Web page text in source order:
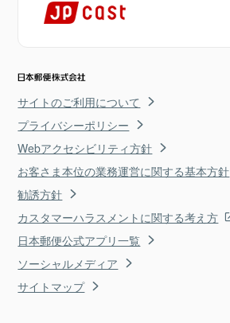
サイトのご利用について
プライバシーポリシー
Webアクセシビリティ方針
お客さま本位の業務運営に関する基本方針
勧誘方針
カスタマーハラスメントに関する考え方
日本郵便公式アプリ一覧
ソーシャルメディア
サイトマップ